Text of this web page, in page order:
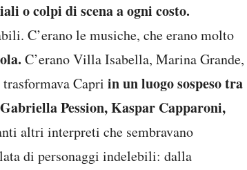
o colpi di scena a ogni costo.
C’erano le musiche, che erano molto
C’erano Villa Isabella, Marina Grande,
Capri in un luogo sospeso tra
Gabriella Pession, Kaspar Capparoni,
altri interpreti che sembravano
di personaggi indelebili: dalla